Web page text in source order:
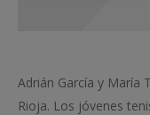
Adrián García y María
Rioja. Los jóvenes